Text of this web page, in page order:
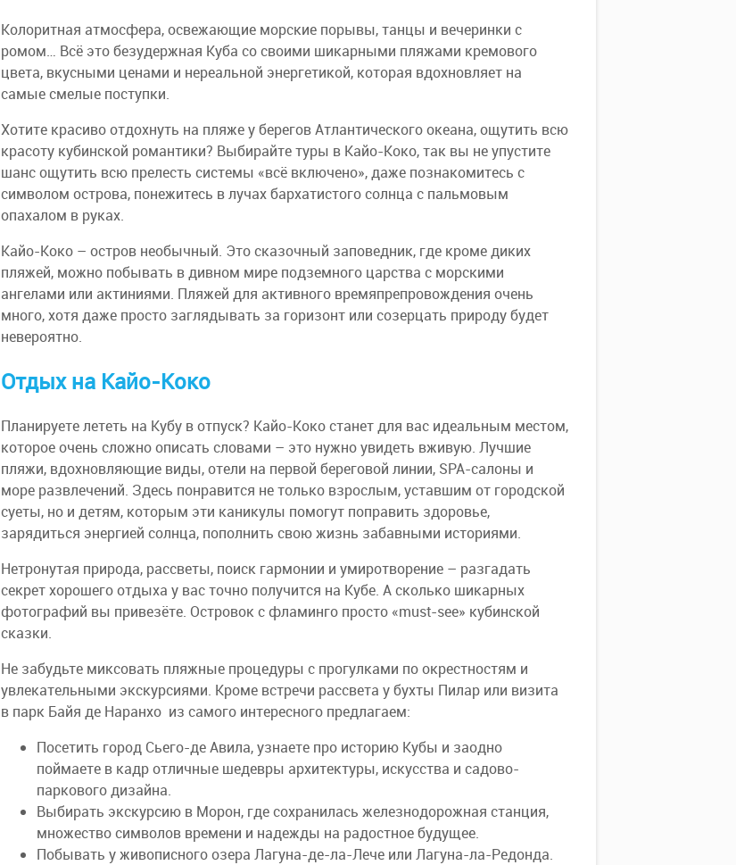
Колоритная атмосфера, освежающие морские порывы, танцы и вечеринки с
ромом… Всё это безудержная Куба со своими шикарными пляжами кремового
цвета, вкусными ценами и нереальной энергетикой, которая вдохновляет на
самые смелые поступки.
Хотите красиво отдохнуть на пляже у берегов Атлантического океана, ощутить всю
красоту кубинской романтики? Выбирайте туры в Кайо-Коко, так вы не упустите
шанс ощутить всю прелесть системы «всё включено», даже познакомитесь с
символом острова, понежитесь в лучах бархатистого солнца с пальмовым
опахалом в руках.
Кайо-Коко – остров необычный. Это сказочный заповедник, где кроме диких
пляжей, можно побывать в дивном мире подземного царства с морскими
ангелами или актиниями. Пляжей для активного времяпрепровождения очень
много, хотя даже просто заглядывать за горизонт или созерцать природу будет
невероятно.
Отдых на Кайо-Коко
Планируете лететь на Кубу в отпуск? Кайо-Коко станет для вас идеальным местом,
которое очень сложно описать словами – это нужно увидеть вживую. Лучшие
пляжи, вдохновляющие виды, отели на первой береговой линии, SPA-салоны и
море развлечений. Здесь понравится не только взрослым, уставшим от городской
суеты, но и детям, которым эти каникулы помогут поправить здоровье,
зарядиться энергией солнца, пополнить свою жизнь забавными историями.
Нетронутая природа, рассветы, поиск гармонии и умиротворение – разгадать
секрет хорошего отдыха у вас точно получится на Кубе. А сколько шикарных
фотографий вы привезёте. Островок с фламинго просто «must-see» кубинской
сказки.
Не забудьте миксовать пляжные процедуры с прогулками по окрестностям и
увлекательными экскурсиями. Кроме встречи рассвета у бухты Пилар или визита
в парк Байя де Наранхо из самого интересного предлагаем:
Посетить город Сьего-де Авила, узнаете про историю Кубы и заодно
поймаете в кадр отличные шедевры архитектуры, искусства и садово-
паркового дизайна.
Выбирать экскурсию в Морон, где сохранилась железнодорожная станция,
множество символов времени и надежды на радостное будущее.
Побывать у живописного озера Лагуна-де-ла-Лече или Лагуна-ла-Редонда.